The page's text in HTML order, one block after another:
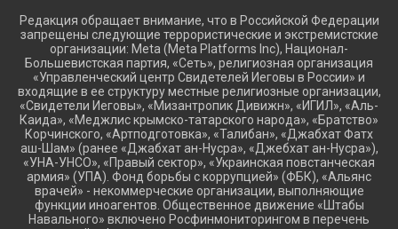
Редакция обращает внимание, что в Российской Федерации
запрещены следующие террористические и экстремистские
организации: Meta (Meta Platforms Inc), Национал-
Большевистская партия, «Сеть», религиозная организация
«Управленческий центр Свидетелей Иеговы в России» и
входящие в ее структуру местные религиозные организации,
«Свидетели Иеговы», «Мизантропик Дивижн», «ИГИЛ», «Аль-
Каида», «Меджлис крымско-татарского народа», «Братство»
Корчинского, «Артподготовка», «Талибан», «Джабхат Фатх
аш-Шам» (ранее «Джабхат ан-Нусра», «Джебхат ан-Нусра»),
«УНА-УНСО», «Правый сектор», «Украинская повстанческая
армия» (УПА). Фонд борьбы с коррупцией» (ФБК), «Альянс
врачей» - некоммерческие организации, выполняющие
функции иноагентов. Общественное движение «Штабы
Навального» включено Росфинмониторингом в перечень